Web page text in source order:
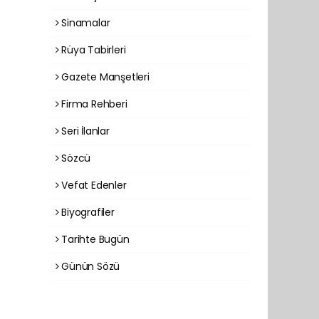
Sinamalar
Rüya Tabirleri
Gazete Manşetleri
Firma Rehberi
Seri İlanlar
Sözcü
Vefat Edenler
Biyografiler
Tarihte Bugün
Günün Sözü